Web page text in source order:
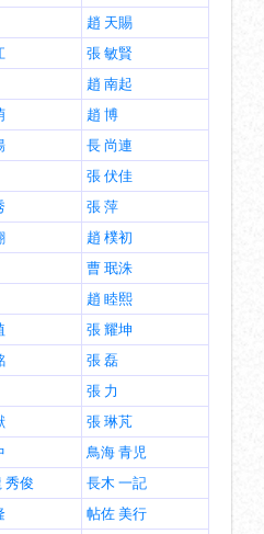
趙 天賜
張 敏賢
趙 南起
趙 博
長 尚連
張 伏佳
張 萍
趙 樸初
曹 珉洙
趙 睦熙
張 耀坤
張 磊
張 力
張 琳芃
鳥海 青児
秀俊
長木 一記
帖佐 美行